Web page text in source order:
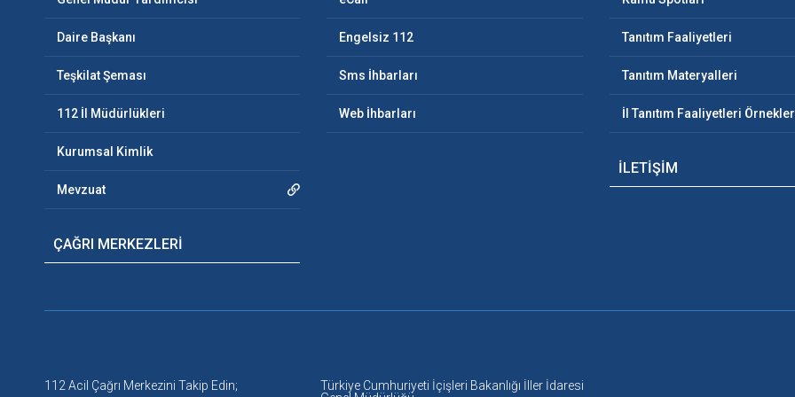
Daire Başkanı
Teşkilat Şeması
112 İl Müdürlükleri
Kurumsal Kimlik
Mevzuat
ÇAĞRI MERKEZLERİ
Engelsiz 112
Sms İhbarları
Web İhbarları
Tanıtım Faaliyetleri
Tanıtım Materyalleri
İl Tanıtım Faaliyetleri
İLETİŞİM
112 Acil Çağrı Merkezini Takip Edin;
Türkiye Cumhuriyeti İçişleri Bakanlığı İller İdaresi